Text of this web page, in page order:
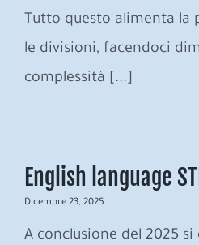
Tutto questo alimenta la
le divisioni, facendoci
complessità [...]
English language
Dicembre 23, 2025
A conclusione del 2025